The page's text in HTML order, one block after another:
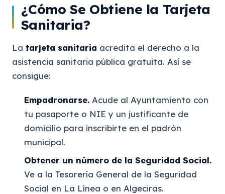
¿Cómo Se Obtiene la Tarjeta
Sanitaria?
La tarjeta sanitaria acredita el derecho a la
asistencia sanitaria pública gratuita. Así se
consigue:
Empadronarse. Acude al Ayuntamiento con
tu pasaporte o NIE y un justificante de
domicilio para inscribirte en el padrón
municipal.
Obtener un número de la Seguridad Social.
Ve a la Tesorería General de la Seguridad
Social en La Línea o en Algeciras.